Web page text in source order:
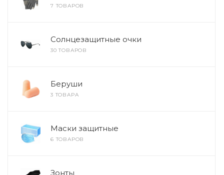
7 ТОВАРОВ
Солнцезащитные очки
30 ТОВАРОВ
Беруши
3 ТОВАРА
Маски защитные
6 ТОВАРОВ
Зонты